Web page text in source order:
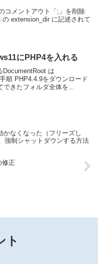
コメントアウト「;」を削除
extension_dir に記述されて
にPHP4を入れる
DocumentRoot は
順 PHP4.4.9をダウンロード
できたフォルダ全体を...
かなくなった（フリーズし
強制シャットダウンする方法
修正
ト